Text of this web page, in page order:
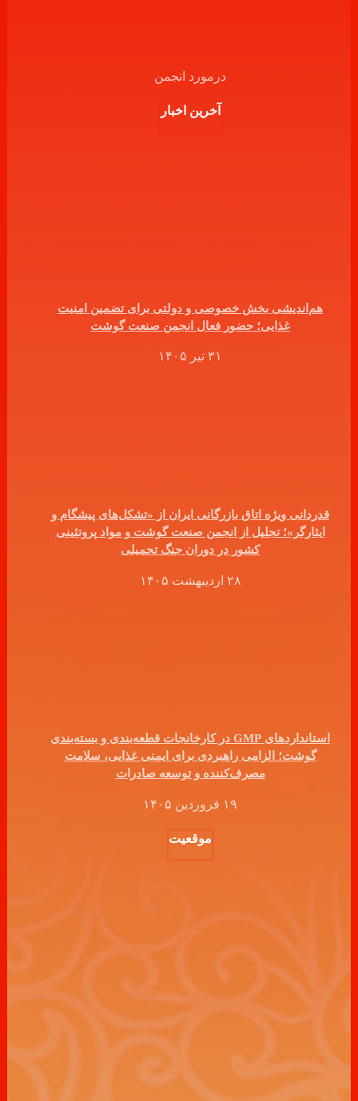
درمورد انجمن
آخرین اخبار
هم‌اندیشی بخش خصوصی و دولتی برای تضمین امنیت
غذایی؛ حضور فعال انجمن صنعت گوشت
۳۱ تیر ۱۴۰۵
قدردانی ویژه اتاق بازرگانی ایران از «تشکل‌های پیشگام و
ایثارگر»؛ تجلیل از انجمن صنعت گوشت و مواد پروتئینی
کشور در دوران جنگ تحمیلی
۲۸ اردیبهشت ۱۴۰۵
استانداردهای GMP در کارخانجات قطعه‌بندی و بسته‌بندی
گوشت؛ الزامی راهبردی برای ایمنی غذایی، سلامت
مصرف‌کننده و توسعه صادرات
۱۹ فروردین ۱۴۰۵
موقعیت